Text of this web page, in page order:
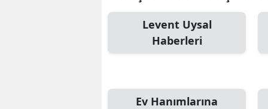
Levent Uysal
Haberleri
Ev Hanımlarına